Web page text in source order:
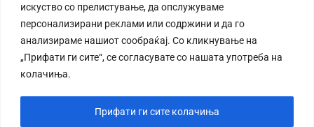
искуство со прелистување, да опслужуваме
персонализирани реклами или содржини и да го
анализираме нашиот сообраќај. Со кликнување на
„Прифати ги сите“, се согласувате со нашата употреба на
колачиња.
Прифати ги сите колачиња
СТОРИЈА